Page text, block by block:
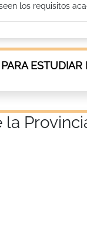
los requisitos